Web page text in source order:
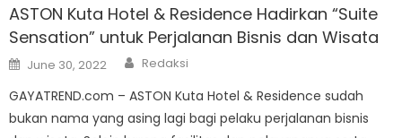
ASTON Kuta Hotel & Residence Hadirkan “Suite
Sensation” untuk Perjalanan Bisnis dan Wisata
Posted
on
June 30, 2022 Author
Redaksi
GAYATREND.com – ASTON Kuta Hotel & Residence sudah
bukan nama yang asing lagi bagi pelaku perjalanan bisnis